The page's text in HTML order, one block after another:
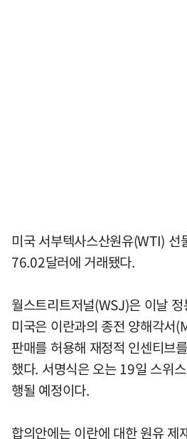
미국 서부텍사스산원유(WTI)
76.02달러에 거래됐다.
월스트리트저널(WSJ)은 이날
미국은 이란과의 종전 양해각서
판매를 허용해 재정적 인센티브
했다. 서명식은 오는 19일 스위
행될 예정이다.
합의안에는 이란에 대한 원유 제